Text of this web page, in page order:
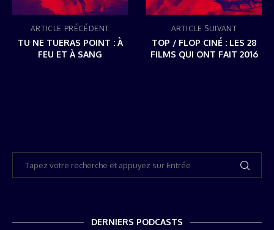
ARTICLE PRÉCÉDENT
TU NE TUERAS POINT : À
FEU ET À SANG
ARTICLE SUIVANT
TOP / FLOP CINÉ : LES 28
FILMS QUI ONT FAIT 2016
DERNIERS PODCASTS